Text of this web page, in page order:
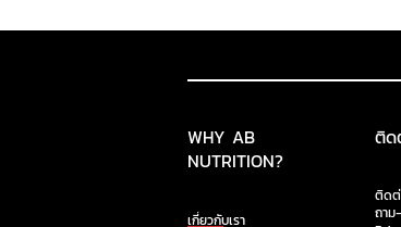
WHY AB
NUTRITION?
เกี่ยวกับเรา
ติด
ติดต่
ถา